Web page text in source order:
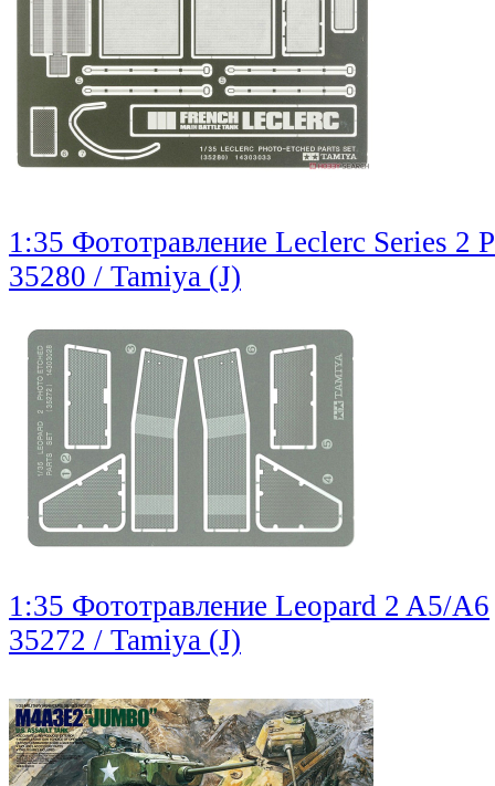
1:35 Фототравление Leclerc Series 2
35280 / Tamiya (J)
1:35 Фототравление Leopard 2 A5/A6
35272 / Tamiya (J)